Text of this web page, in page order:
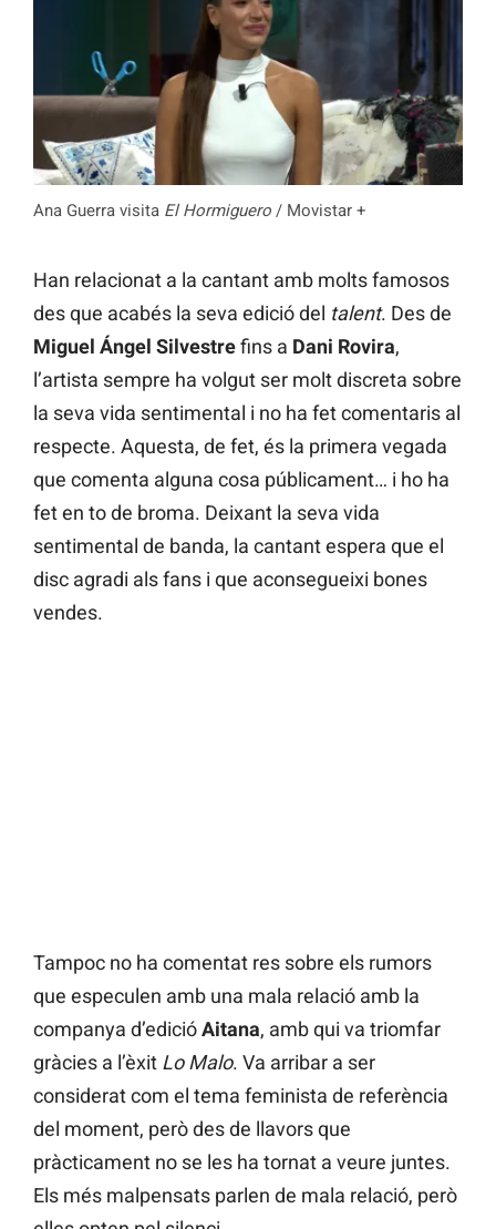
Ana Guerra visita El Hormiguero / Movistar +
Han relacionat a la cantant amb molts famosos
des que acabés la seva edició del talent. Des de
Miguel Ángel Silvestrefins a Dani Rovira,
l’artista sempre ha volgut ser molt discreta sobre
la seva vida sentimental i no ha fet comentaris al
respecte. Aquesta, de fet, és la primera vegada
que comenta alguna cosa públicament… i ho ha
fet en to de broma. Deixant la seva vida
sentimental de banda, la cantant espera que el
disc agradi als fans i que aconsegueixi bones
vendes.
Tampoc no ha comentat res sobre els rumors
que especulen amb una mala relació amb la
companya d’edicióAitana, amb qui va triomfar
gràcies a l’èxit Lo Malo. Va arribar a ser
considerat com el tema feminista de referència
del moment, però des de llavors que
pràcticament no se les ha tornat a veure juntes.
Els més malpensats parlen de mala relació, però